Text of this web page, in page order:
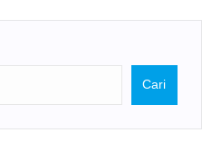
Cari